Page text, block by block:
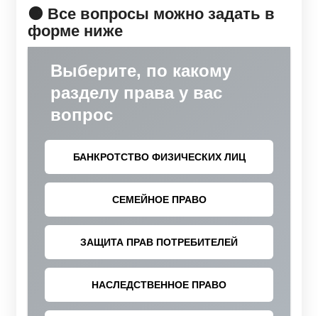
🟠 Все вопросы можно задать в
форме ниже